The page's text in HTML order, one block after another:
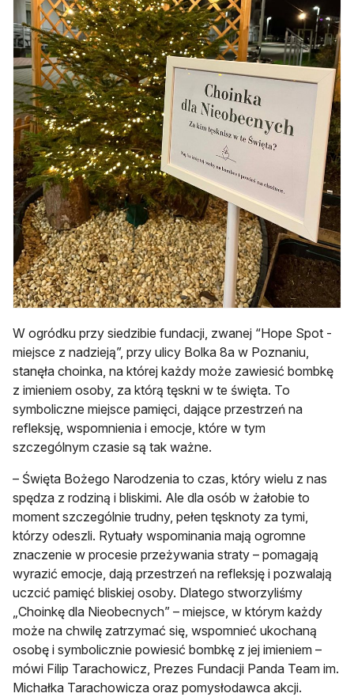
W ogródku przy siedzibie fundacji, zwanej “Hope Spot -
miejsce z nadzieją”, przy ulicy Bolka 8a w Poznaniu,
stanęła choinka, na której każdy może zawiesić bombkę
z imieniem osoby, za którą tęskni w te święta. To
symboliczne miejsce pamięci, dające przestrzeń na
refleksję, wspomnienia i emocje, które w tym
szczególnym czasie są tak ważne.
– Święta Bożego Narodzenia to czas, który wielu z nas
spędza z rodziną i bliskimi. Ale dla osób w żałobie to
moment szczególnie trudny, pełen tęsknoty za tymi,
którzy odeszli. Rytuały wspominania mają ogromne
znaczenie w procesie przeżywania straty – pomagają
wyrazić emocje, dają przestrzeń na refleksję i pozwalają
uczcić pamięć bliskiej osoby. Dlatego stworzyliśmy
„Choinkę dla Nieobecnych” – miejsce, w którym każdy
może na chwilę zatrzymać się, wspomnieć ukochaną
osobę i symbolicznie powiesić bombkę z jej imieniem –
mówi Filip Tarachowicz, Prezes Fundacji Panda Team im.
Michałka Tarachowicza oraz pomysłodawca akcji.